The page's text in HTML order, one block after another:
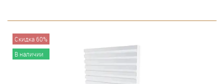
Скидка 60%
В наличии